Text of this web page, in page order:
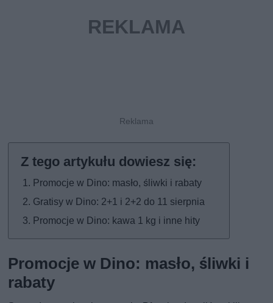
Promocje w Dino: masło, śliwki i rabaty
Gratisy w Dino: 2+1 i 2+2 do 11 sierpnia
Promocje w Dino: kawa 1 kg i inne hity
Promocje w Dino: masło, śliwki i
rabaty